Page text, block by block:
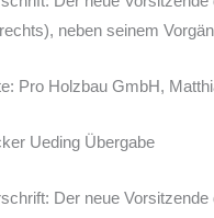
neben seinem
Pro Holzbau GmbH,
Ueding Übergabe
Der neue